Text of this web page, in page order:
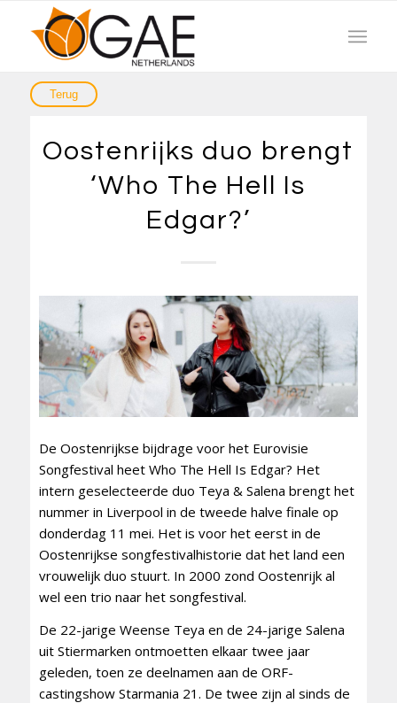
Oostenrijks duo brengt
‘Who The Hell Is
Edgar?’
De Oostenrijkse bijdrage voor het Eurovisie
Songfestival heet Who The Hell Is Edgar? Het
intern geselecteerde duo Teya & Salena brengt het
nummer in Liverpool in de tweede halve finale op
donderdag 11 mei. Het is voor het eerst in de
Oostenrijkse songfestivalhistorie dat het land een
vrouwelijk duo stuurt. In 2000 zond Oostenrijk al
wel een trio naar het songfestival.
De 22-jarige Weense Teya en de 24-jarige Salena
uit Stiermarken ontmoetten elkaar twee jaar
geleden, toen ze deelnamen aan de ORF-
castingshow Starmania 21. De twee zijn al sinds de